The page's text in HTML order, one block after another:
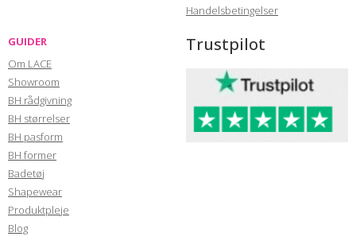
Handelsbetingelser
GUIDER
Om LACE
Showroom
BH rådgivning
BH størrelser
BH pasform
BH former
Badetøj
Shapewear
Produktpleje
Blog
Trustpilot